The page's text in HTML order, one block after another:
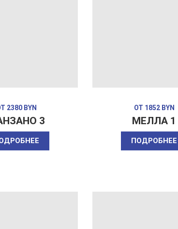
2380 BYN
3
ОТ 1852 BYN
МЕЛЛА 1
ПОДРОБНЕЕ